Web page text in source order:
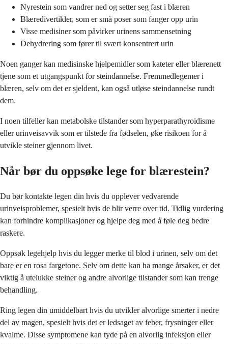
Nyrestein som vandrer ned og setter seg fast i blæren
Blæredivertikler, som er små poser som fanger opp urin
Visse medisiner som påvirker urinens sammensetning
Dehydrering som fører til svært konsentrert urin
Noen ganger kan medisinske hjelpemidler som kateter eller blærenett
tjene som et utgangspunkt for steindannelse. Fremmedlegemer i
blæren, selv om det er sjeldent, kan også utløse steindannelse rundt
dem.
I noen tilfeller kan metabolske tilstander som hyperparathyroidisme
eller urinveisavvik som er tilstede fra fødselen, øke risikoen for å
utvikle steiner gjennom livet.
Når bør du oppsøke lege for blærestein?
Du bør kontakte legen din hvis du opplever vedvarende
urinveisproblemer, spesielt hvis de blir verre over tid. Tidlig vurdering
kan forhindre komplikasjoner og hjelpe deg med å føle deg bedre
raskere.
Oppsøk legehjelp hvis du legger merke til blod i urinen, selv om det
bare er en rosa fargetone. Selv om dette kan ha mange årsaker, er det
viktig å utelukke steiner og andre alvorlige tilstander som kan trenge
behandling.
Ring legen din umiddelbart hvis du utvikler alvorlige smerter i nedre
del av magen, spesielt hvis det er ledsaget av feber, frysninger eller
kvalme. Disse symptomene kan tyde på en alvorlig infeksjon eller